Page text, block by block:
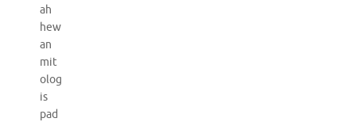
ah
hew
an
mit
olog
is
pad